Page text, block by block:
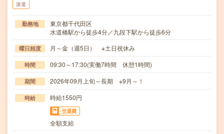
派遣
勤務地
東京都千代田区
水道橋駅から徒歩4分／九段下駅から徒歩6分
曜日頻度 月～金（週5日） ※土日祝休み
時間 09:30～17:30(実働7時間 休憩1時間)
期間 2026年09月上旬～長期 ※9月～！
時給 時給1550円
交通費
全額支給